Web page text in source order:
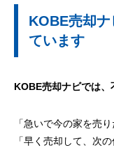
KOBE売却
ています
KOBE売却ナビでは、
「急いで今の家を売り
「早く売却して、次